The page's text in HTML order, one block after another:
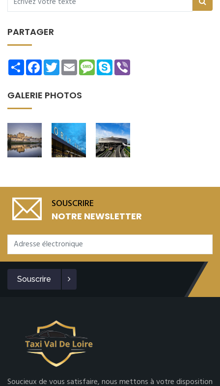
PARTAGER
ShareFacebookTwitterEmailMessage
Skype
GALERIE PHOTOS
SOUSCRIRE
NOTRE NEWSLETTER
Souscrire
Soucieux de vous satisfaire, nous mettons à votre disposition